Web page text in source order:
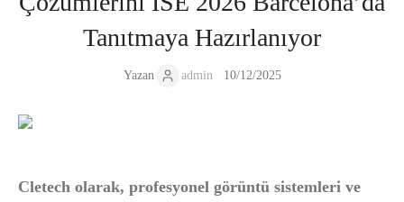
Tanıtmaya Hazırlanıyor
Yazan admin 10/12/2025
Cletech olarak, profesyonel görüntü sistemleri ve